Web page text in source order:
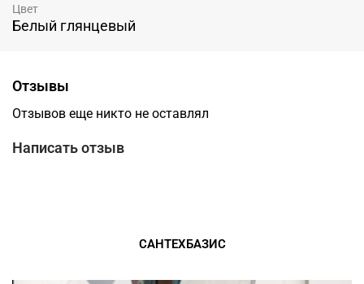
Цвет
Белый глянцевый
Отзывы
Отзывов еще никто не оставлял
Написать отзыв
САНТЕХБАЗИС